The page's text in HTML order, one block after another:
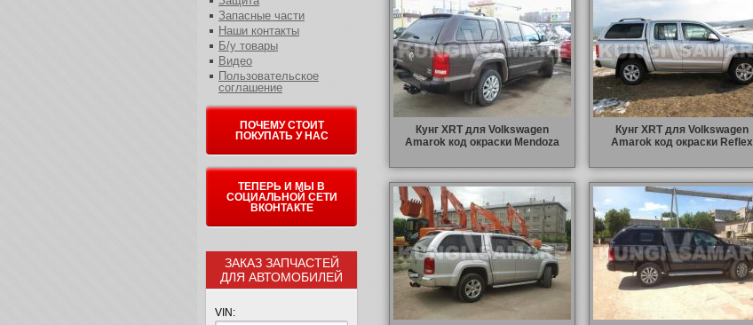
Кунг XRT для Volkswagen
Amarok код окраски Mendoza
Кунг XRT для Volkswagen
Amarok код окраски Reflex
Запасные части
Наши контакты
Б/у товары
Видео
Пользовательское
соглашение
ПОЧЕМУ СТОИТ
ПОКУПАТЬ У НАС
ТЕПЕРЬ И МЫ В
СОЦИАЛЬНОЙ СЕТИ
ВКОНТАКТЕ
ЗАКАЗ ЗАПЧАСТЕЙ
ДЛЯ АВТОМОБИЛЕЙ
VIN: